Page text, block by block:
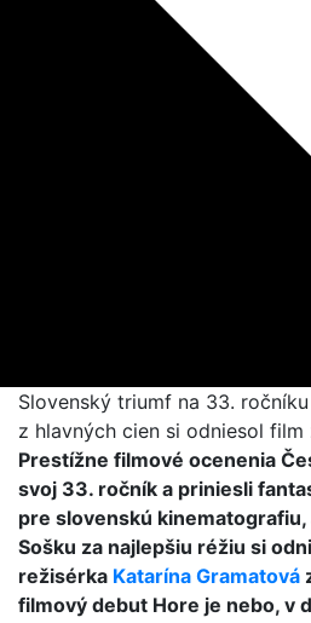
Slovenský triumf na 33.
z hlavných cien si odniesol film
Prestížne filmové ocenenia
svoj 33. ročník a priniesli
pre slovenskú kinematografiu,
Sošku za najlepšiu réžiu si
režisérka Katarína Gramatová
filmový debut Hore je nebo, v